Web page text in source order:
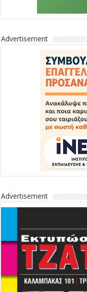
Advertisement
Advertisement